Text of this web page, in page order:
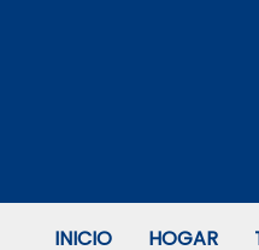
INICIO HOGAR